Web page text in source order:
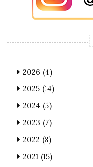
2026 (4)
2025 (14)
2024 (5)
2023 (7)
2022 (8)
2021 (15)